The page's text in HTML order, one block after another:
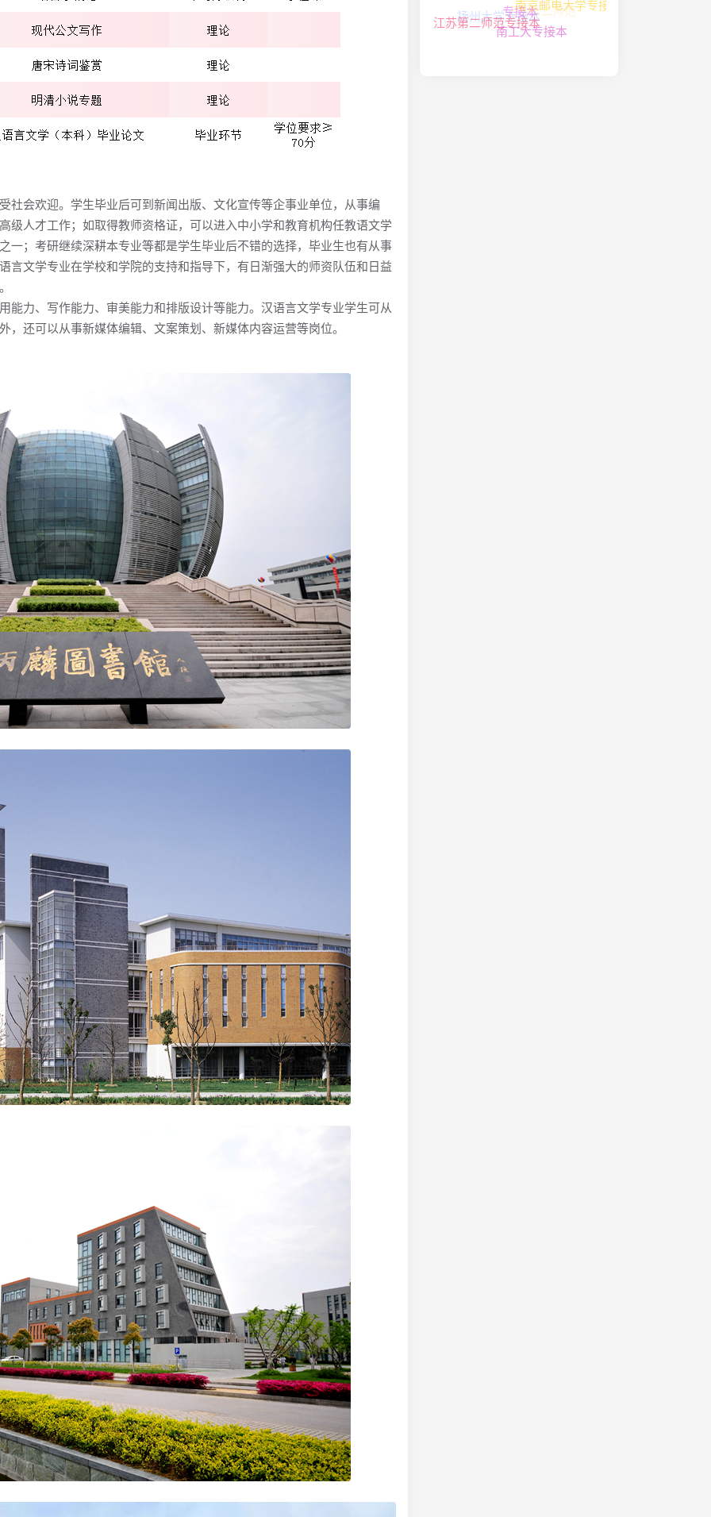
社会欢迎。学生毕业后可到新闻出版、文化宣传等企事业单位，从事编
级人才工作；如取得教师资格证，可以进入中小学和教育机构任教语文学
一；考研继续深耕本专业等都是学生毕业后不错的选择，毕业生也有从事
言文学专业在学校和学院的支持和指导下，有日渐强大的师资队伍和日益
能⼒、写作能⼒、审美能⼒和排版设计等能⼒。汉语言文学专业学生可从
还可以从事新媒体编辑、文案策划、新媒体内容运营等岗位。
专接本
江苏第二师范专接本
南工大专接本
扬州大学专接本